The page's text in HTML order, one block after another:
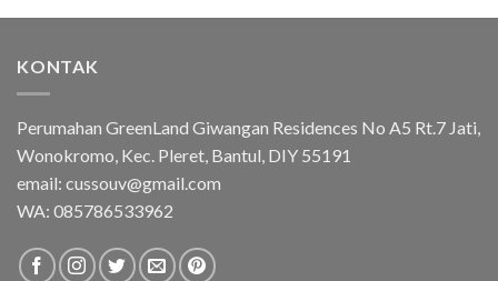
KONTAK
Perumahan GreenLand Giwangan Residences No A5 Rt.7 Jati,
Wonokromo, Kec. Pleret, Bantul, DIY 55191
email: cussouv@gmail.com
WA: 085786533962